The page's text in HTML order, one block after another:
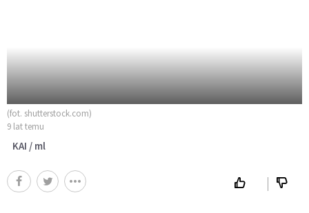
(fot. shutterstock.com)
9 lat temu
KAI / ml